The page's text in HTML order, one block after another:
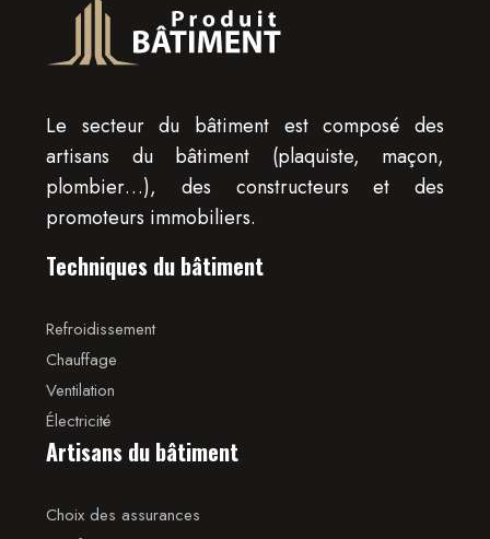
Le secteur du bâtiment est composé des
artisans du bâtiment (plaquiste, maçon,
plombier…), des constructeurs et des
promoteurs immobiliers.
Techniques du bâtiment
Refroidissement
Chauffage
Ventilation
Électricité
Artisans du bâtiment
Choix des assurances